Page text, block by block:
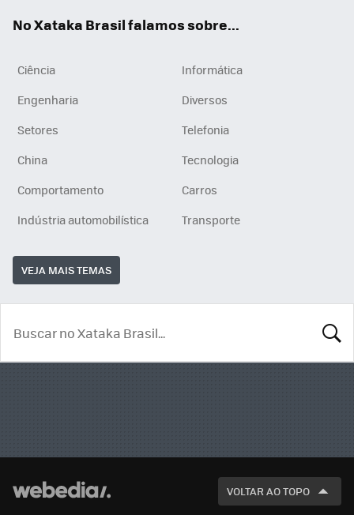
No Xataka Brasil falamos sobre...
Ciência
Informática
Engenharia
Diversos
Setores
Telefonia
China
Tecnologia
Comportamento
Carros
Indústria automobilística
Transporte
VEJA MAIS TEMAS
VOLTAR AO TOPO